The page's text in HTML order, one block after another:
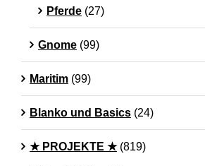
Pferde (27)
Gnome (99)
Maritim (99)
Blanko und Basics (24)
★ PROJEKTE ★ (819)